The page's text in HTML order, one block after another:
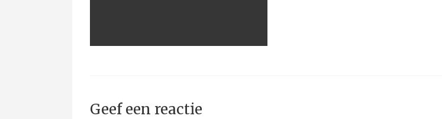
Geef een reactie